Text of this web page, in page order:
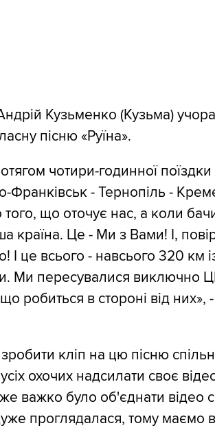
Кузьменко (Кузьма)
пісню «Руїна».
чотири-годинної
Франківськ - Тернопіль -
що оточує нас, а коли
Це - Ми з Вами! І,
І це всього - навсього 320 км
Ми пересувалися
робиться в стороні від них»,
кліп на цю пісню
охочих надсилати своє
важко було об'єднати відео
проглядалася, тому маємо